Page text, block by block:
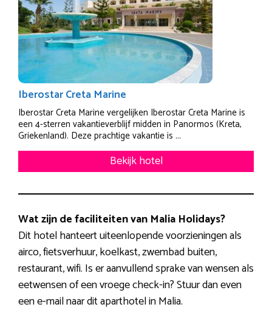
Iberostar Creta Marine
Iberostar Creta Marine vergelijken Iberostar Creta Marine is
een 4-sterren vakantieverblijf midden in Panormos (Kreta,
Griekenland). Deze prachtige vakantie is ...
Bekijk hotel
Wat zijn de faciliteiten van Malia Holidays?
Dit hotel hanteert uiteenlopende voorzieningen als
airco, fietsverhuur, koelkast, zwembad buiten,
restaurant, wifi. Is er aanvullend sprake van wensen als
eetwensen of een vroege check-in? Stuur dan even
een e-mail naar dit aparthotel in Malia.